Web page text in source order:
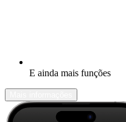
E ainda mais funções